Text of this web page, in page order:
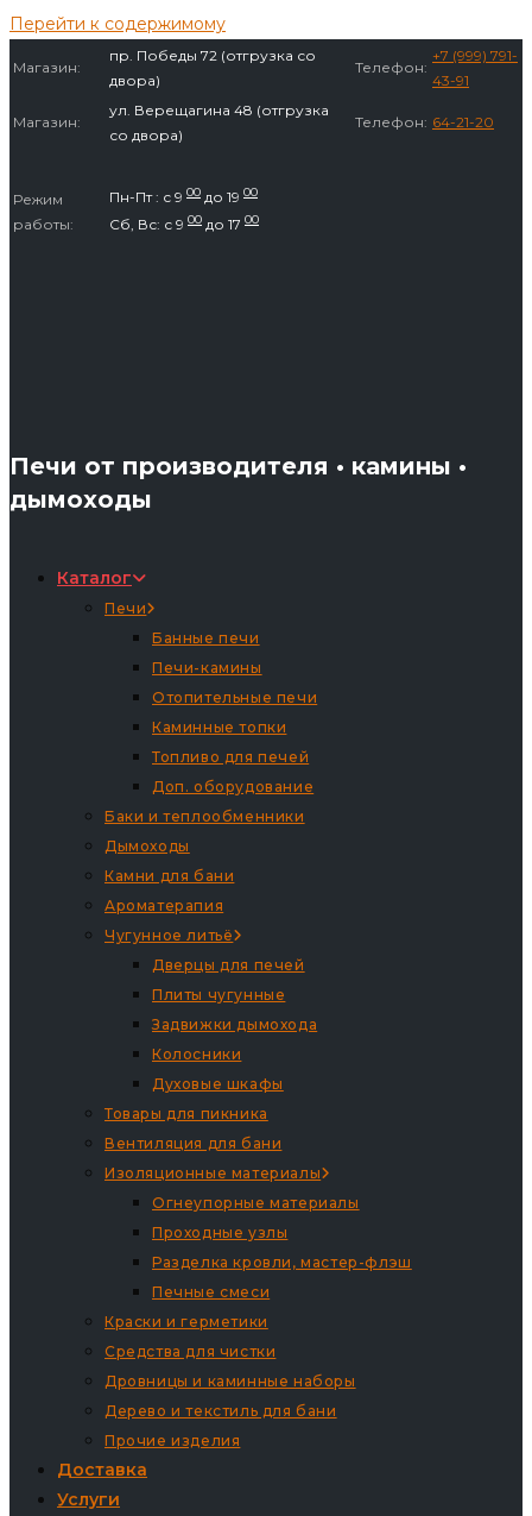
Перейти к содержимому
Магазин:
пр. Победы 72 (отгрузка со
двора)
Телефон:
+7 (999) 791-
43-91
Магазин:
ул. Верещагина 48 (отгрузка
со двора)
Телефон: 64-21-20
Режим
работы:
Пн-Пт : с 9 00 до 19 00
Сб, Вс: с 9 00 до 17 00
Печи от производителя • камины •
дымоходы
Каталог
Печи
Банные печи
Печи-камины
Отопительные печи
Каминные топки
Топливо для печей
Доп. оборудование
Баки и теплообменники
Дымоходы
Камни для бани
Ароматерапия
Чугунное литьё
Дверцы для печей
Плиты чугунные
Задвижки дымохода
Колосники
Духовые шкафы
Товары для пикника
Вентиляция для бани
Изоляционные материалы
Огнеупорные материалы
Проходные узлы
Разделка кровли, мастер-флэш
Печные смеси
Краски и герметики
Средства для чистки
Дровницы и каминные наборы
Дерево и текстиль для бани
Прочие изделия
Доставка
Услуги